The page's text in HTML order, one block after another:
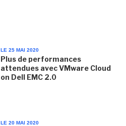
LE 25 MAI 2020
Plus de performances
attendues avec VMware Cloud
on Dell EMC 2.0
LE 20 MAI 2020